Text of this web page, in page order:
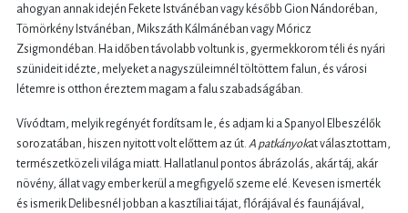
ahogyan annak idején Fekete Istvánéban vagy később Gion Nándoréban,
Tömörkény Istvánéban, Mikszáth Kálmánéban vagy Móricz
Zsigmondéban. Ha időben távolabb voltunk is, gyermekkorom téli és nyári
szünideit idézte, melyeket a nagyszüleimnél töltöttem falun, és városi
létemre is otthon éreztem magam a falu szabadságában.
Vívódtam, melyik regényét fordítsam le, és adjam ki a Spanyol Elbeszélők
sorozatában, hiszen nyitott volt előttem az út. A patkányokat választottam,
természetközeli világa miatt. Hallatlanul pontos ábrázolás, akár táj, akár
növény, állat vagy ember kerül a megfigyelő szeme elé. Kevesen ismerték
és ismerik Delibesnél jobban a kasztíliai tájat, flórájával és faunájával,